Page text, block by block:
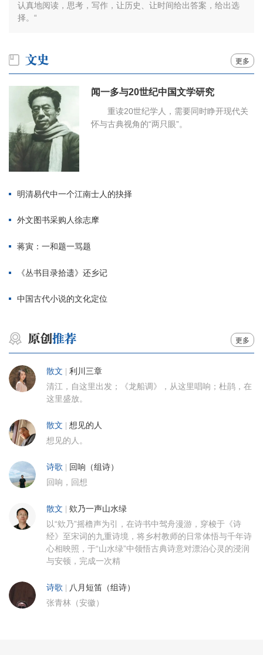
认真地阅读，思考，写作，让历史、让时间给出答案，给出选
择。“
更多
闻一多与20世纪中国文学研究
重读20世纪学人，需要同时睁开现代关
怀与古典视角的“两只眼”。
明清易代中一个江南士人的抉择
外文图书采购人徐志摩
蒋寅：一和题一骂题
《丛书目录拾遗》还乡记
中国古代小说的文化定位
更多
散文 利川三章
清江，自这里出发；《龙船调》，从这里唱响；杜鹃，在
这里盛放。
散文 想见的人
想见的人。
诗歌 回响（组诗）
回响，回想
散文 欸乃一声山水绿
以“欸乃”摇橹声为引，在诗书中驾舟漫游，穿梭于《诗
经》至宋词的九重诗境，将乡村教师的日常体悟与千年诗
心相映照，于“山水绿”中领悟古典诗意对漂泊心灵的浸润
与安顿，完成一次精
诗歌 八月短笛（组诗）
张青林（安徽）